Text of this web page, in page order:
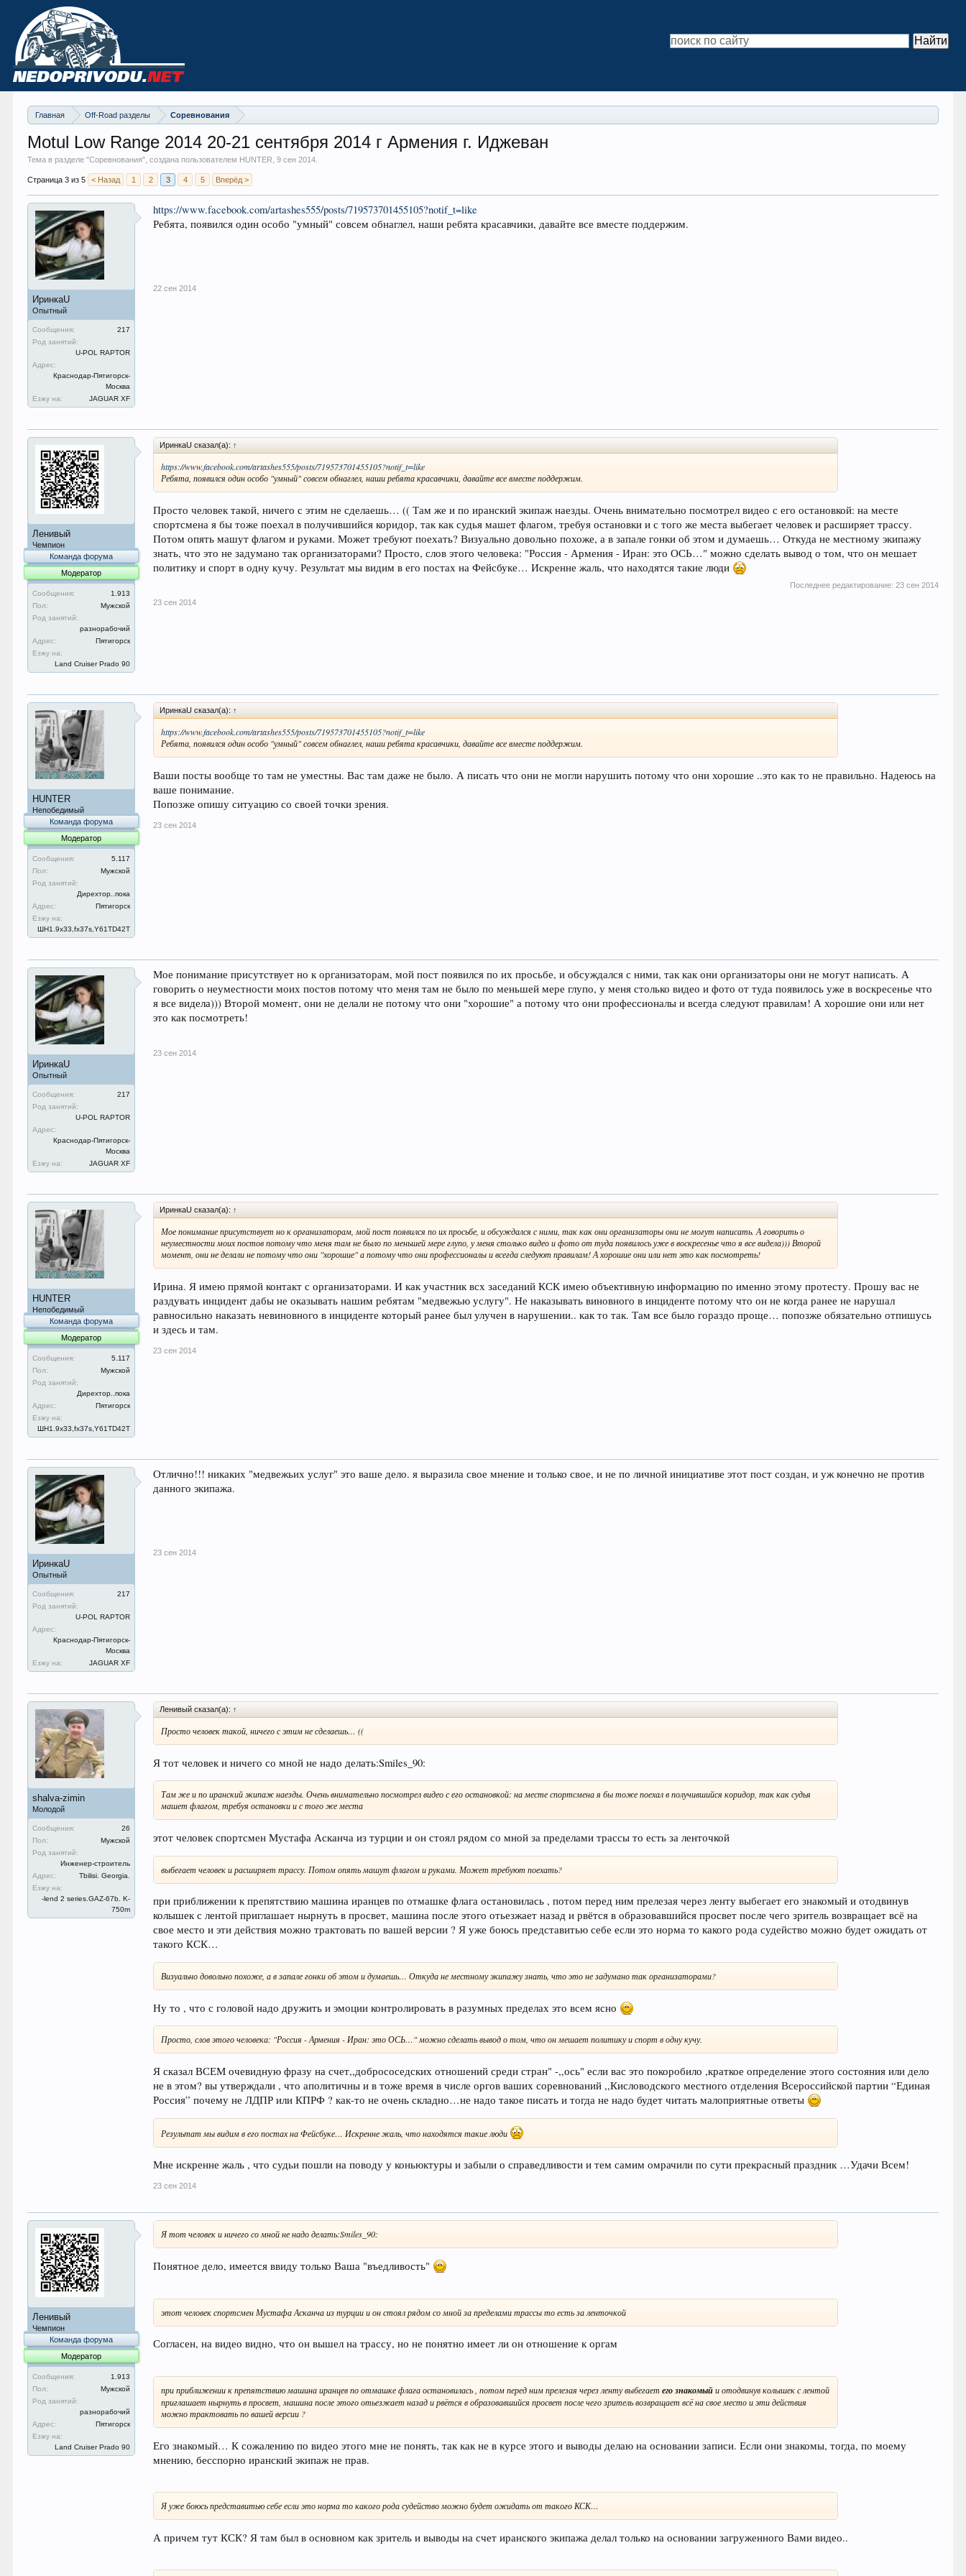
Главная Off-Road разделы Соревнования
Motul Low Range 2014 20-21 сентября 2014 г Армения г. Иджеван
Тема в разделе "Соревнования", создана пользователем HUNTER,9 сен 2014
Страница 3 из 5 < Назад 1 2 3 4 5 Вперёд >
ИринкаU
Опытный
Сообщения:
217
Род занятий:
U-POL RAPTOR
Адрес:
Краснодар-Пятигорск-
Москва
Езжу на:
JAGUAR XF
https://www.facebook.com/artashes555/posts/719573701455105?notif_t=like
Ребята, появился один особо "умный" совсем обнаглел, наши ребята красавчики, давайте все вместе поддержим.
22 сен 2014
Ленивый
Чемпион
Команда форума
Модератор
Сообщения:
1.913
Пол:
Мужской
Род занятий:
разнорабочий
Адрес:
Пятигорск
Езжу на:
Land Cruiser Prado 90
ИринкаU сказал(а): ↑
https://www.facebook.com/artashes555/posts/719573701455105?notif_t=like
Ребята, появился один особо "умный" совсем обнаглел, наши ребята красавчики, давайте все вместе поддержим.
Просто человек такой, ничего с этим не сделаешь… (( Там же и по иранский экипаж наезды. Очень внимательно посмотрел видео с его остановкой: на месте
спортсмена я бы тоже поехал в получившийся коридор, так как судья машет флагом, требуя остановки и с того же места выбегает человек и расширяет трассу.
Потом опять машут флагом и руками. Может требуют поехать? Визуально довольно похоже, а в запале гонки об этом и думаешь… Откуда не местному экипажу
знать, что это не задумано так организаторами? Просто, слов этого человека: "Россия - Армения - Иран: это ОСЬ…" можно сделать вывод о том, что он мешает
политику и спорт в одну кучу. Результат мы видим в его постах на Фейсбуке… Искренне жаль, что находятся такие люди
Последнее редактирование: 23 сен 2014
23 сен 2014
HUNTER
Непобедимый
Команда форума
Модератор
Сообщения:
5.117
Пол:
Мужской
Род занятий:
Дирехтор..пока
Адрес:
Пятигорск
Езжу на:
ШН1.9x33,fx37s,Y61TD42T
ИринкаU сказал(а): ↑
https://www.facebook.com/artashes555/posts/719573701455105?notif_t=like
Ребята, появился один особо "умный" совсем обнаглел, наши ребята красавчики, давайте все вместе поддержим.
Ваши посты вообще то там не уместны. Вас там даже не было. А писать что они не могли нарушить потому что они хорошие ..это как то не правильно. Надеюсь на
ваше понимание.
Попозже опишу ситуацию со своей точки зрения.
23 сен 2014
ИринкаU
Опытный
Сообщения:
217
Род занятий:
U-POL RAPTOR
Адрес:
Краснодар-Пятигорск-
Москва
Езжу на:
JAGUAR XF
Мое понимание присутствует но к организаторам, мой пост появился по их просьбе, и обсуждался с ними, так как они организаторы они не могут написать. А
говорить о неуместности моих постов потому что меня там не было по меньшей мере глупо, у меня столько видео и фото от туда появилось уже в воскресенье что
я все видела))) Второй момент, они не делали не потому что они "хорошие" а потому что они профессионалы и всегда следуют правилам! А хорошие они или нет
это как посмотреть!
23 сен 2014
HUNTER
Непобедимый
Команда форума
Модератор
Сообщения:
5.117
Пол:
Мужской
Род занятий:
Дирехтор..пока
Адрес:
Пятигорск
Езжу на:
ШН1.9x33,fx37s,Y61TD42T
ИринкаU сказал(а): ↑
Мое понимание присутствует но к организаторам, мой пост появился по их просьбе, и обсуждался с ними, так как они организаторы они не могут написать. А говорить о
неуместности моих постов потому что меня там не было по меньшей мере глупо, у меня столько видео и фото от туда появилось уже в воскресенье что я все видела))) Второй
момент, они не делали не потому что они "хорошие" а потому что они профессионалы и всегда следуют правилам! А хорошие они или нет это как посмотреть!
Ирина. Я имею прямой контакт с организаторами. И как участник всх заседаний КСК имею объективную информацию по именно этому протесту. Прошу вас не
раздувать инцидент дабы не оказывать нашим ребятам "медвежью услугу". Не наказывать виновного в инциденте потому что он не когда ранее не нарушал
равносильно наказать невиновного в инциденте который ранее был улучен в нарушении.. как то так. Там все было гораздо проще… попозже обязательно отпишусь
и здесь и там.
23 сен 2014
ИринкаU
Опытный
Сообщения:
217
Род занятий:
U-POL RAPTOR
Адрес:
Краснодар-Пятигорск-
Москва
Езжу на:
JAGUAR XF
Отлично!!! никаких "медвежьих услуг" это ваше дело. я выразила свое мнение и только свое, и не по личной инициативе этот пост создан, и уж конечно не против
данного экипажа.
23 сен 2014
shalva-zimin
Молодой
Сообщения:
26
Пол:
Мужской
Род занятий:
Инженер-строитель
Адрес:
Tbilisi. Georgia.
Езжу на:
-lend 2 series.GAZ-67b. K-
750m
Ленивый сказал(а): ↑
Просто человек такой, ничего с этим не сделаешь… ((
Я тот человек и ничего со мной не надо делать:Smiles_90:
Там же и по иранский экипаж наезды. Очень внимательно посмотрел видео с его остановкой: на месте спортсмена я бы тоже поехал в получившийся коридор, так как судья
машет флагом, требуя остановки и с того же места
этот человек спортсмен Мустафа Асканча из турции и он стоял рядом со мной за пределами трассы то есть за ленточкой
выбегает человек и расширяет трассу. Потом опять машут флагом и руками. Может требуют поехать?
при приближении к препятствию машина иранцев по отмашке флага остановилась , потом перед ним прелезая через ленту выбегает его знакомый и отодвинув
колышек с лентой приглашает нырнуть в просвет, машина после этого отьезжает назад и рвётся в образовавшийся просвет после чего зритель возвращает всё на
свое место и эти действия можно трактовать по вашей версии ? Я уже боюсь представитью себе если это норма то какого рода судейство можно будет ожидать от
такого КСК…
Визуально довольно похоже, а в запале гонки об этом и думаешь… Откуда не местному экипажу знать, что это не задумано так организаторами?
Ну то , что с головой надо дружить и эмоции контролировать в разумных пределах это всем ясно
Просто, слов этого человека: "Россия - Армения - Иран: это ОСЬ…" можно сделать вывод о том, что он мешает политику и спорт в одну кучу.
Я сказал ВСЕМ очевидную фразу на счет,,добрососедских отношений среди стран" -,,ось" если вас это покоробило ,краткое определение этого состояния или дело
не в этом? вы утверждали , что аполитичны и в тоже время в числе оргов ваших соревнований ,,Кисловодского местного отделения Всероссийской партии “Единая
Россия” почему не ЛДПР или КПРФ ? как-то не очень складно…не надо такое писать и тогда не надо будет читать малоприятные ответы
Результат мы видим в его постах на Фейсбуке… Искренне жаль, что находятся такие люди
Мне искренне жаль , что судьи пошли на поводу у коньюктуры и забыли о справедливости и тем самим омрачили по сути прекрасный праздник …Удачи Всем!
23 сен 2014
Ленивый
Чемпион
Команда форума
Модератор
Сообщения:
1.913
Пол:
Мужской
Род занятий:
разнорабочий
Адрес:
Пятигорск
Езжу на:
Land Cruiser Prado 90
Я тот человек и ничего со мной не надо делать:Smiles_90:
Понятное дело, имеется ввиду только Ваша "въедливость"
этот человек спортсмен Мустафа Асканча из турции и он стоял рядом со мной за пределами трассы то есть за ленточкой
Согласен, на видео видно, что он вышел на трассу, но не понятно имеет ли он отношение к оргам
при приближении к препятствию машина иранцев по отмашке флага остановилась , потом перед ним прелезая через ленту выбегаетего знакомыйи отодвинув колышек с лентой
приглашает нырнуть в просвет, машина после этого отьезжает назад и рвётся в образовавшийся просвет после чего зритель возвращает всё на свое место и эти действия
можно трактовать по вашей версии ?
Его знакомый… К сожалению по видео этого мне не понять, так как не в курсе этого и выводы делаю на основании записи. Если они знакомы, тогда, по моему
мнению, бесспорно иранский экипаж не прав.
Я уже боюсь представитью себе если это норма то какого рода судейство можно будет ожидать от такого КСК…
А причем тут КСК? Я там был в основном как зритель и выводы на счет иранского экипажа делал только на основании загруженного Вами видео..